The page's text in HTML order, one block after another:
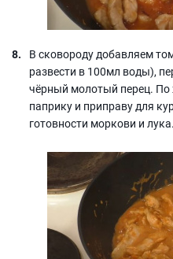
В сковороду добавляем
развести в 100мл воды),
чёрный молотый перец.
паприку и приправу для
готовности моркови и лука.